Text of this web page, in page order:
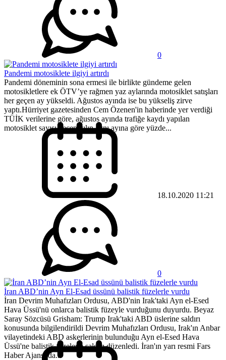
0
Pandemi motosiklete ilgiyi artırdı
Pandemi döneminin sona ermesi ile birlikte gündeme gelen
motosikletlere ek ÖTV’ye rağmen yaz aylarında motosiklet satışları
her geçen ay yükseldi. Ağustos ayında ise bu yükseliş zirve
yaptı.Hürriyet gazetesinden Cem Özenen'in haberinde yer verdiği
TÜİK verilerine göre, ağustos ayında trafiğe kaydı yapılan
motosiklet sayısı geçen yılın aynı ayına göre yüzde...
18.10.2020 11:21
0
İran ABD’nin Ayn El-Esad üssünü balistik füzelerle vurdu
İran Devrim Muhafızları Ordusu, ABD'nin Irak'taki Ayn el-Esed
Hava Üssü'nü onlarca balistik füzeyle vurduğunu duyurdu. Beyaz
Saray Sözcüsü Grisham: Trump Irak'taki ABD üslerine saldırı
konusunda bilgilendirildi Devrim Muhafızları Ordusu, Irak'ın Anbar
vilayetindeki ABD askerlerinin bulunduğu Ayn el-Esed Hava
Üssü'ne balistik füzelerle saldırı düzenledi. İran'ın yarı resmi Fars
Haber Ajansı da...